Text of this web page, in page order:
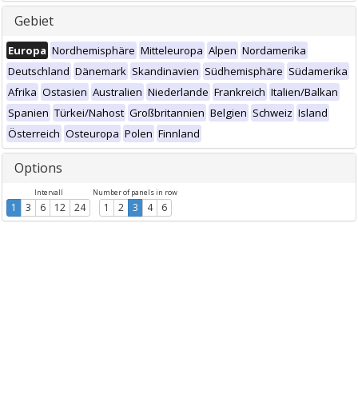
Gebiet
Europa Nordhemisphäre Mitteleuropa Alpen Nordamerika
Deutschland Dänemark Skandinavien Südhemisphäre Südamerika
Afrika Ostasien Australien Niederlande Frankreich Italien/Balkan
Spanien Türkei/Nahost Großbritannien Belgien Schweiz Island
Österreich Osteuropa Polen Finnland
Options
Intervall
1 3 6 12 24
Number of panels in row
1 2 3 4 6